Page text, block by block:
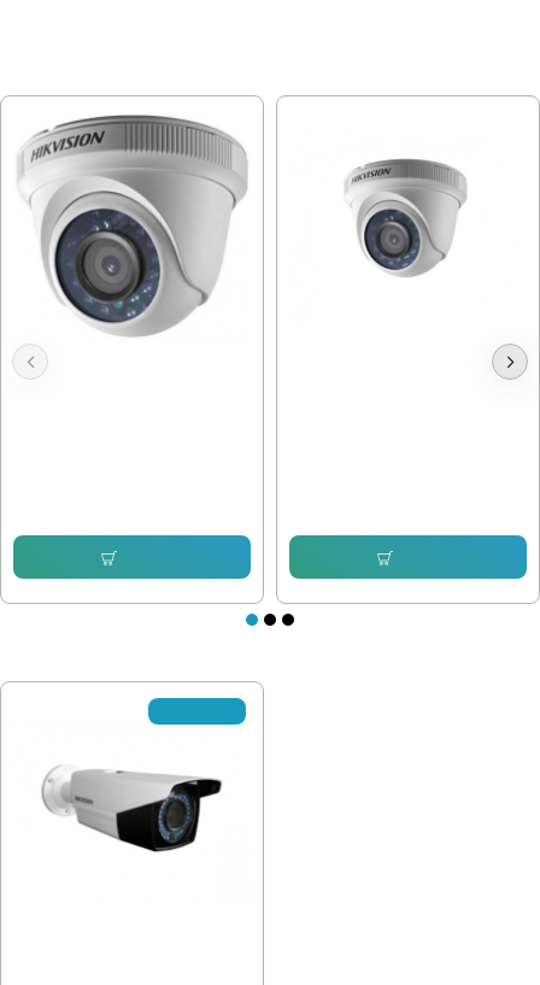
Камера Hikvision DS-2CE56D0T-
IRPF
1mpx, 3.6mm, Вътрешна Hikvision